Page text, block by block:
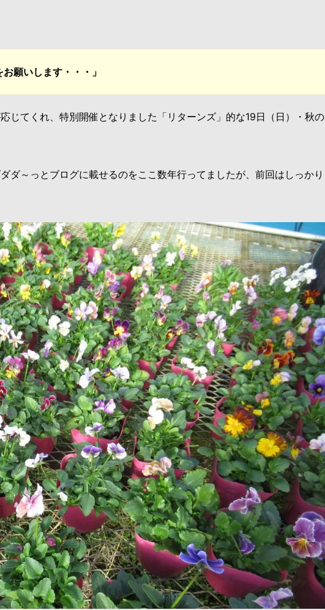
願いします・・・」
じてくれ、特別開催となりました「リターンズ」的な19日（日）・秋の
ダ～っとブログに載せるのをここ数年行ってましたが、前回はしっかり